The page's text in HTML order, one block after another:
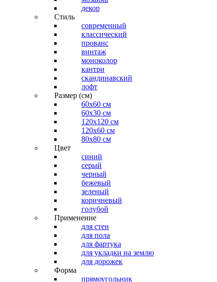
декор
Стиль
современный
классический
прованс
винтаж
моноколор
кантри
скандинавский
лофт
Размер (см)
60х60 см
60x30 см
120x120 см
120x60 см
80x80 см
Цвет
синий
серый
черный
бежевый
зеленый
коричневый
голубой
Применение
для стен
для пола
для фартука
для укладки на землю
для дорожек
Форма
прямоугольник